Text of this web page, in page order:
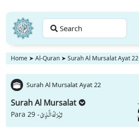
Search
Home ➤ Al-Quran ➤ Surah Al Mursalat Ayat 22
Surah Al Mursalat Ayat 22
Surah Al Mursalat
Para 29 -تَبٰرَكَ الَّذِیْ